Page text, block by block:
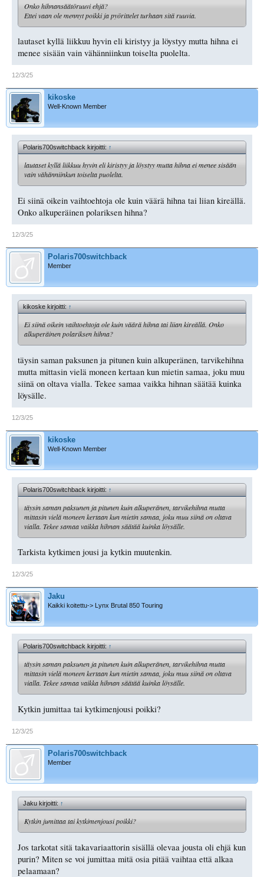
Onko hihnansäätöruuvi ehjä?
Ettei vaan ole mennyt poikki ja pyörittelet turhaan sitä ruuvia.
lautaset kyllä liikkuu hyvin eli kiristyy ja löystyy mutta hihna ei
menee sisään vain vähänniinkun toiselta puolelta.
12/3/25
kikoske
Well-Known Member
Polaris700switchback kirjoitti:↑
lautaset kyllä liikkuu hyvin eli kiristyy ja löystyy mutta hihna ei menee sisään
vain vähänniinkun toiselta puolelta.
Ei siinä oikein vaihtoehtoja ole kuin väärä hihna tai liian kireällä.
Onko alkuperäinen polariksen hihna?
12/3/25
Polaris700switchback
Member
kikoske kirjoitti:↑
Ei siinä oikein vaihtoehtoja ole kuin väärä hihna tai liian kireällä. Onko
alkuperäinen polariksen hihna?
täysin saman paksunen ja pitunen kuin alkuperänen, tarvikehihna
mutta mittasin vielä moneen kertaan kun mietin samaa, joku muu
siinä on oltava vialla. Tekee samaa vaikka hihnan säätää kuinka
löysälle.
12/3/25
kikoske
Well-Known Member
Polaris700switchback kirjoitti:↑
täysin saman paksunen ja pitunen kuin alkuperänen, tarvikehihna mutta
mittasin vielä moneen kertaan kun mietin samaa, joku muu siinä on oltava
vialla. Tekee samaa vaikka hihnan säätää kuinka löysälle.
Tarkista kytkimen jousi ja kytkin muutenkin.
12/3/25
Jaku
Kaikki koitettu-> Lynx Brutal 850 Touring
Polaris700switchback kirjoitti:↑
täysin saman paksunen ja pitunen kuin alkuperänen, tarvikehihna mutta
mittasin vielä moneen kertaan kun mietin samaa, joku muu siinä on oltava
vialla. Tekee samaa vaikka hihnan säätää kuinka löysälle.
Kytkin jumittaa tai kytkimenjousi poikki?
12/3/25
Polaris700switchback
Member
Jaku kirjoitti:↑
Kytkin jumittaa tai kytkimenjousi poikki?
Jos tarkotat sitä takavariaattorin sisällä olevaa jousta oli ehjä kun
purin? Miten se voi jumittaa mitä osia pitää vaihtaa että alkaa
pelaamaan?